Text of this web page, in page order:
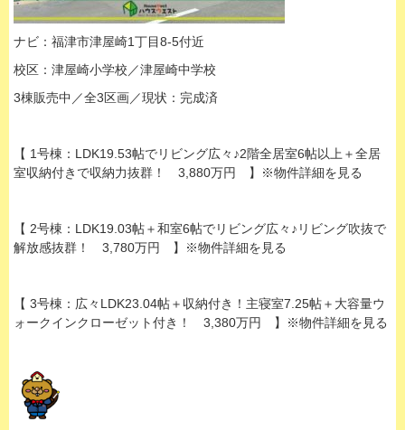
ナビ：福津市津屋崎1丁目8-5付近
校区：津屋崎小学校／津屋崎中学校
3棟販売中／全3区画／現状：完成済
【 1号棟：LDK19.53帖でリビング広々♪2階全居室6帖以上＋全居
室収納付きで収納力抜群！ 3,880万円 】※物件詳細を見る
【 2号棟：LDK19.03帖＋和室6帖でリビング広々♪リビング吹抜で
解放感抜群！ 3,780万円 】※物件詳細を見る
【 3号棟：広々LDK23.04帖＋収納付き！主寝室7.25帖＋大容量ウ
ォークインクローゼット付き！ 3,380万円 】※物件詳細を見る